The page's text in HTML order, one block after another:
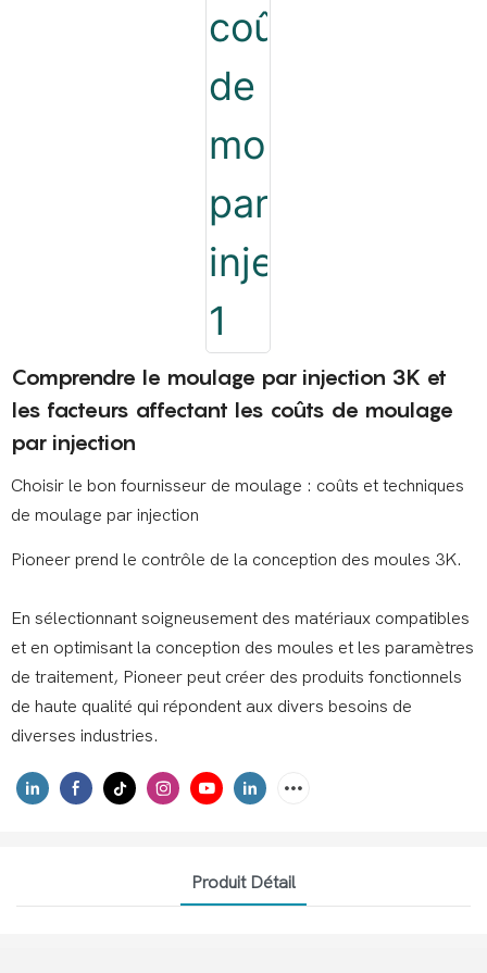
Comprendre le moulage par injection 3K et
les facteurs affectant les coûts de moulage
par injection
Choisir le bon fournisseur de moulage : coûts et techniques
de moulage par injection
Pioneer prend le contrôle de la conception des moules 3K.
En sélectionnant soigneusement des matériaux compatibles
et en optimisant la conception des moules et les paramètres
de traitement, Pioneer peut créer des produits fonctionnels
de haute qualité qui répondent aux divers besoins de
diverses industries.
Produit Détail